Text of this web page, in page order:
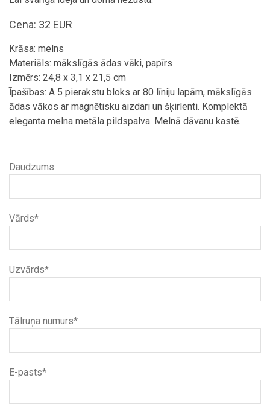
Cena: 32 EUR
Krāsa: melns
Materiāls: mākslīgās ādas vāki, papīrs
Izmērs: 24,8 x 3,1 x 21,5 cm
Īpašības: A 5 pierakstu bloks ar 80 līniju lapām, mākslīgās
ādas vākos ar magnētisku aizdari un šķirlenti. Komplektā
eleganta melna metāla pildspalva. Melnā dāvanu kastē.
Daudzums
Vārds*
Uzvārds*
Tālruņa numurs*
E-pasts*